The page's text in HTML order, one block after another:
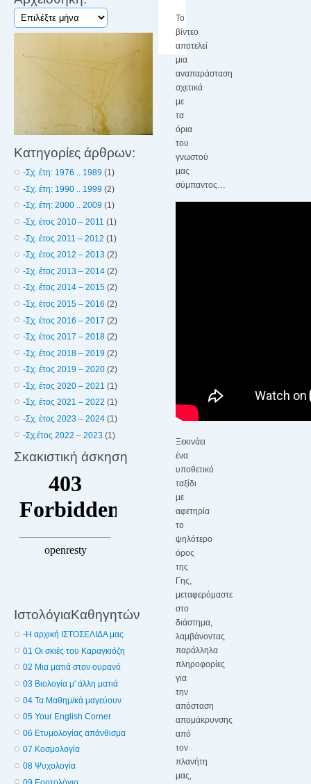
Αρχειοθήκη:
Κατηγορίες άρθρων:
-Σχ. έτη: 1976 .. 1989 (1)
-Σχ. έτη: 1990 .. 1999 (2)
-Σχ. έτη: 2000 .. 2009 (1)
-Σχ. έτος 2010 – 2011 (1)
-Σχ. έτος 2011 – 2012 (1)
-Σχ. έτος 2012 – 2013 (2)
-Σχ. έτος 2013 – 2014 (2)
-Σχ. έτος 2014 – 2015 (2)
-Σχ. έτος 2015 – 2016 (2)
-Σχ. έτος 2016 – 2017 (2)
-Σχ. έτος 2017 – 2018 (2)
-Σχ. έτος 2018 – 2019 (2)
-Σχ. έτος 2019 – 2020 (2)
-Σχ. έτος 2020 – 2021 (1)
-Σχ. έτος 2021 – 2022 (1)
-Σχ. έτος 2023 – 2024 (1)
-Σχ.έτος 2022 – 2023 (1)
Σκακιστική άσκηση
ΙστολόγιαΚαθηγητών
-Η αρχική ΙΣΤΟΣΕΛΙΔΑ μας
01 Οι σκιές του Καραγκιόζη
02 Μια ματιά στον ουρανό
03 Βιολογία μ' άλλη ματιά
04 Τα Μαθημ/κά μαγεύουν
05 Your English Corner
06 Ετυμολογίας απάνθισμα
07 Κοσμολογία
08 Ψυχολογία
Το
βίντεο
αποτελεί
μια
αναπαράσταση
σχετικά
με
τα
όρια
του
γνωστού
μας
σύμπαντος…
Ξεκινάει
ένα
υποθετικό
ταξίδι
με
αφετηρία
το
ψηλότερο
όρος
της
Γης,
μεταφερόμαστε
στο
διάστημα,
λαμβάνοντας
παράλληλα
πληροφορίες
για
την
απόσταση
απομάκρυνσης
από
τον
πλανήτη
μας,